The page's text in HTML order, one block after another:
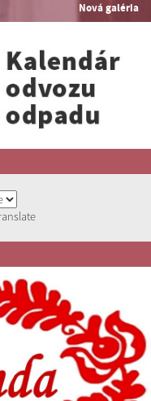
Nová galéria